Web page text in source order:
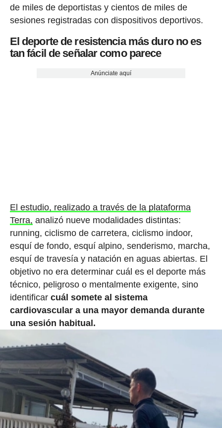
de miles de deportistas y cientos de miles de
sesiones registradas con dispositivos deportivos.
El deporte de resistencia más duro no es
tan fácil de señalar como parece
Anúnciate aquí
El estudio, realizado a través de la plataforma
Terra, analizó nueve modalidades distintas:
running, ciclismo de carretera, ciclismo indoor,
esquí de fondo, esquí alpino, senderismo, marcha,
esquí de travesía y natación en aguas abiertas. El
objetivo no era determinar cuál es el deporte más
técnico, peligroso o mentalmente exigente, sino
identificar cuál somete al sistema
cardiovascular a una mayor demanda durante
una sesión habitual.